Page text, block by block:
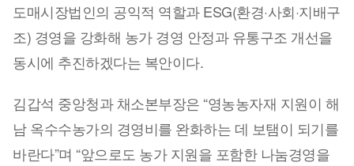
도매시장법인의 공익적 역할과 ESG(환경·사회·지배구
조) 경영을 강화해 농가 경영 안정과 유통구조 개선을
동시에 추진하겠다는 복안이다.
김갑석 중앙청과 채소본부장은 “영농농자재 지원이 해
남 옥수수농가의 경영비를 완화하는 데 보탬이 되기를
바란다”며 “앞으로도 농가 지원을 포함한 나눔경영을